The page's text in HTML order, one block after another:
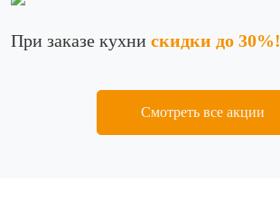
При заказе кухни скидки до 30%!
Смотреть все акции